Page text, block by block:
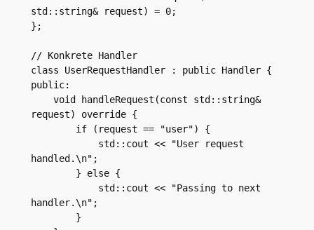
std::string& request) = 0;
};
// Konkrete Handler
class UserRequestHandler : public Handler {
public:
request) override {
handled.\n";
handler.\n";